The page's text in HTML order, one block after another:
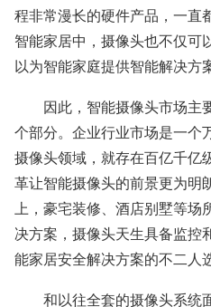
程非常漫长的硬件产品，一直
智能家居中，摄像头也不仅可
以为智能家庭提供智能解决方
因此，智能摄像头市场主
个部分。企业行业市场是一个
摄像头领域，就存在百亿千亿
革让智能摄像头的前景更为明
上，豪宅装修、酒店别墅等
决方案，摄像头天生具备监控
能家居安全解决方案的不二人
和以往全套的摄像头系统